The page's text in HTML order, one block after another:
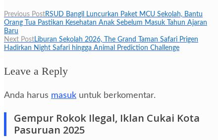
Navigasi
pos
Previous PostRSUD Bangil Luncurkan Paket MCU Sekolah, Bantu
Orang Tua Pastikan Kesehatan Anak Sebelum Masuk Tahun Ajaran
Baru
Next PostLiburan Sekolah 2026, The Grand Taman Safari Prigen
Hadirkan Night Safari hingga Animal Prediction Challenge
Leave a Reply
Anda harus masuk untuk berkomentar.
Gempur Rokok Ilegal, Iklan Cukai Kota
Pasuruan 2025